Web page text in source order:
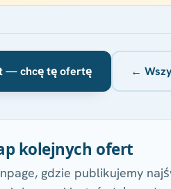
— chcę tę ofertę ←
kolejnych ofert
gdzie publikujemy